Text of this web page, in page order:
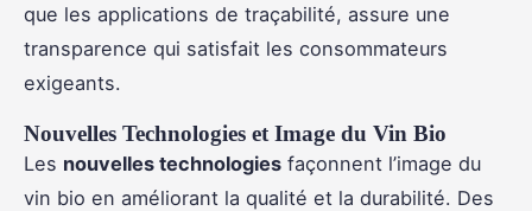
que les applications de traçabilité, assure une
transparence qui satisfait les consommateurs
exigeants.
Nouvelles Technologies et Image du Vin Bio
Les nouvelles technologies façonnent l’image du
vin bio en améliorant la qualité et la durabilité. Des